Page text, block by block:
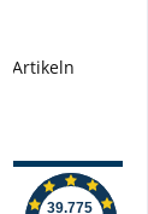
Artikeln